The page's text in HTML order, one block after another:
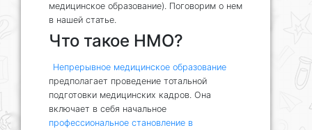
медицинское образование). Поговорим о нем
в нашей статье.
Что такое НМО?
Непрерывное медицинское образование
предполагает проведение тотальной
подготовки медицинских кадров. Она
включает в себя начальное
профессиональное становление в